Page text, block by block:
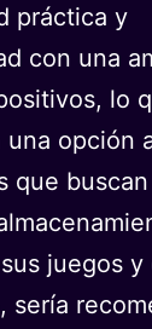
práctica y
con una
lo
opción
que
juegos y
sería